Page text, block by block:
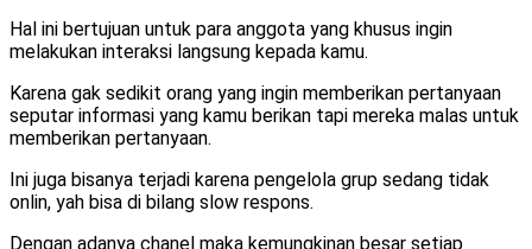
Hal ini bertujuan untuk para anggota yang khusus ingin
melakukan interaksi langsung kepada kamu.
Karena gak sedikit orang yang ingin memberikan pertanyaan
seputar informasi yang kamu berikan tapi mereka malas untuk
memberikan pertanyaan.
Ini juga bisanya terjadi karena pengelola grup sedang tidak
onlin, yah bisa di bilang slow respons.
Dengan adanya chanel maka kemungkinan besar setiap